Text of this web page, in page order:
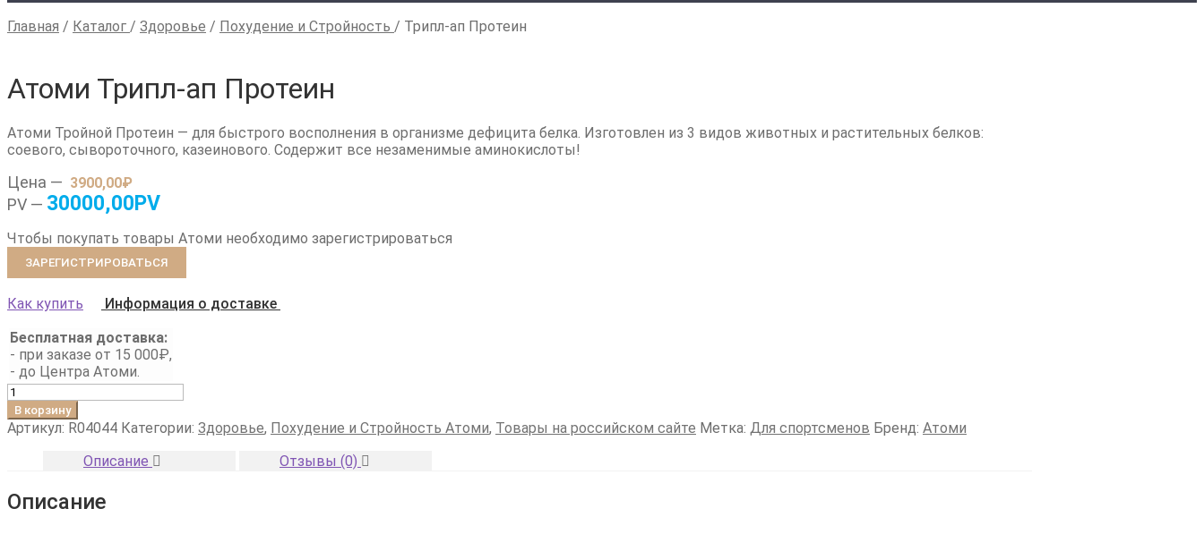
Главная / Каталог / Здоровье / Похудение и Стройность / Трипл-ап Протеин
Атоми Трипл-ап Протеин
Атоми Тройной Протеин — для быстрого восполнения в организме дефицита белка. Изготовлен из 3 видов животных и растительных белков:
соевого, сывороточного, казеинового. Содержит все незаменимые аминокислоты!
Цена — 3900,00₽
PV — 30000,00PV
Чтобы покупать товары Атоми необходимо зарегистрироваться
ЗАРЕГИСТРИРОВАТЬСЯ
Как купить
Информация о доставке
Бесплатная доставка:
- при заказе от 15 000₽,
- до Центра Атоми.
Количество
товара
Атоми
В корзину
Артикул: R04044 Категории: Здоровье, Похудение и Стройность Атоми, Товары на российском сайте Метка: Для спортсменов Бренд: Атоми
Описание
Отзывы (0)
Описание